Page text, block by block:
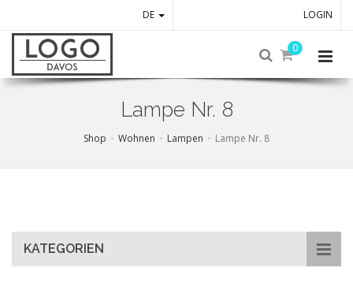
LOGIN
DE
0
Lampe Nr. 8
Shop Wohnen Lampen Lampe Nr. 8
KATEGORIEN